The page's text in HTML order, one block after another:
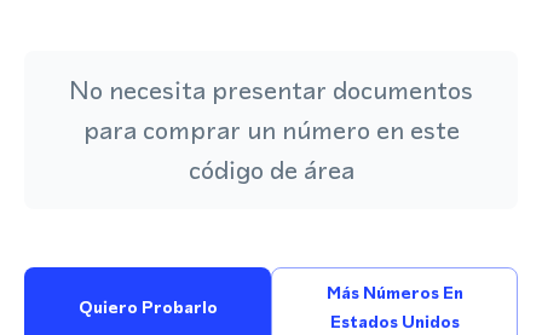
No necesita presentar documentos
para comprar un número en este
código de área
Quiero Probarlo
Más Números En
Estados Unidos